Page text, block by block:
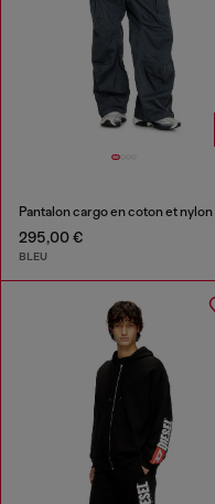
Pantalon cargo en coton et nylon
295,00 €
BLEU